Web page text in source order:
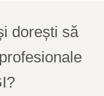
dorești să